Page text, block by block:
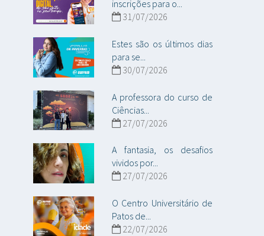
inscrições para o...
31/07/2026
Estes são os últimos dias
para se...
30/07/2026
A professora do curso de
Ciências...
27/07/2026
A fantasia, os desafios
vividos por...
27/07/2026
O Centro Universitário de
Patos de...
22/07/2026